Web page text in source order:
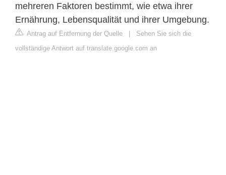
mehreren Faktoren bestimmt, wie etwa ihrer
Ernährung, Lebensqualität und ihrer Umgebung.
Antrag auf Entfernung der Quelle | Sehen Sie sich die
vollständige Antwort auf translate.google.com an